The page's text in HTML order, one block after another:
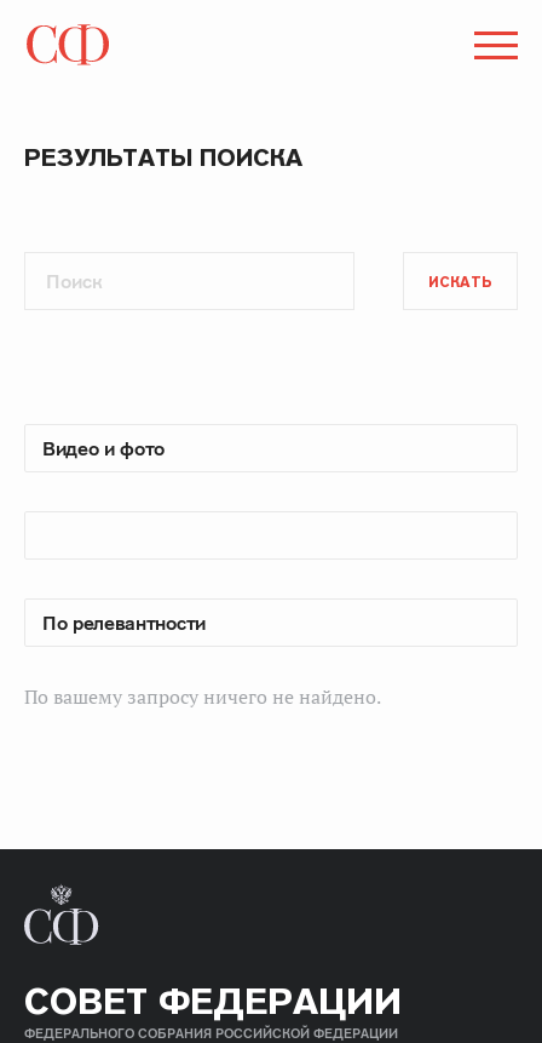
РЕЗУЛЬТАТЫ ПОИСКА
ИСКАТЬ
По вашему запросу ничего не найдено.
СОВЕТ ФЕДЕРАЦИИ
ФЕДЕРАЛЬНОГО СОБРАНИЯ РОССИЙСКОЙ ФЕДЕРАЦИИ